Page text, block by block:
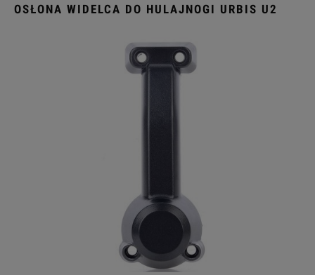
OSŁONA WIDELCA DO HULAJNOGI URBIS U2